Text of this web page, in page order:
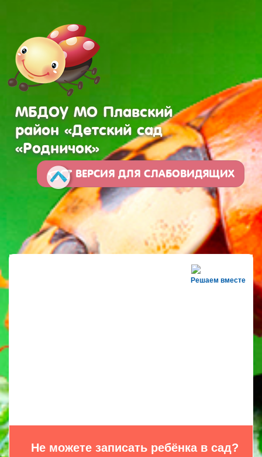
МБДОУ МО Плавский
район «Детский сад
«Родничок»
ВЕРСИЯ ДЛЯ СЛАБОВИДЯЩИХ
Решаем вместе
Не можете записать ребёнка в сад?